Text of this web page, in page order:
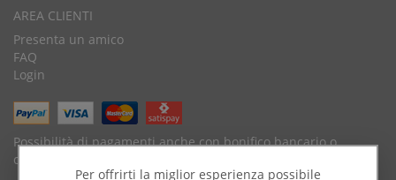
Per offrirti la miglior esperienza possibile
AREA CLIENTI
Presenta un amico
FAQ
Login
Possibilità di pagamenti anche con bonifico bancario o
contrassegno.